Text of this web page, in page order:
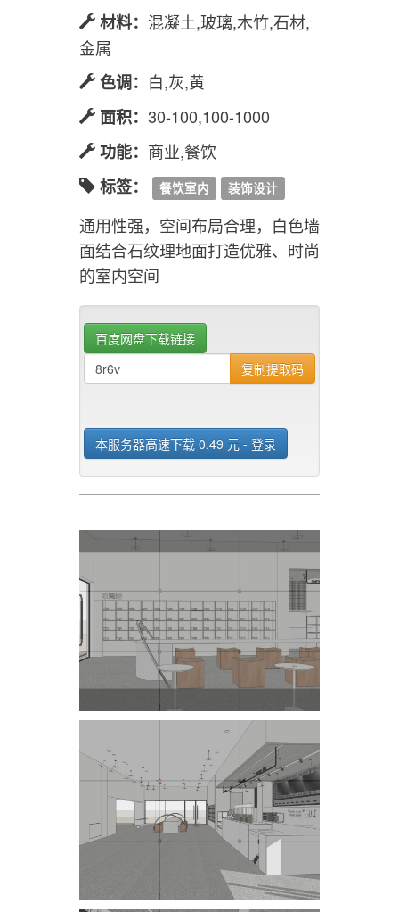
材料： 混凝土,玻璃,木竹,石材,
金属
色调： 白,灰,黄
面积： 30-100,100-1000
功能： 商业,餐饮
标签：
餐饮室内 装饰设计
通用性强，空间布局合理，白色墙
面结合石纹理地面打造优雅、时尚
的室内空间
百度网盘下载链接
复制提取码
本服务器高速下载 0.49 元 - 登录